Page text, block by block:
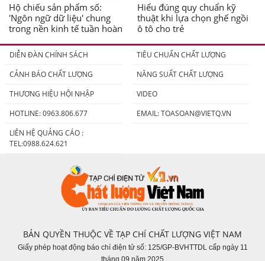
Hộ chiếu sản phẩm số:
'Ngôn ngữ dữ liệu' chung
trong nền kinh tế tuần hoàn
Hiểu đúng quy chuẩn kỹ
thuật khi lựa chọn ghế ngồi
ô tô cho trẻ
DIỄN ĐÀN CHÍNH SÁCH
TIÊU CHUẨN CHẤT LƯỢNG
CẢNH BÁO CHẤT LƯỢNG
NĂNG SUẤT CHẤT LƯỢNG
THƯƠNG HIỆU HỘI NHẬP
VIDEO
HOTLINE: 0963.806.677
EMAIL:TOASOAN@VIETQ.VN
LIÊN HỆ QUẢNG CÁO :
TEL:0988.624.621
BẢN QUYỀN THUỘC VỀ TẠP CHÍ CHẤT LƯỢNG VIỆT NAM
Giấy phép hoạt động báo chí điện tử số: 125/GP-BVHTTDL cấp ngày 11
tháng 09 năm 2025